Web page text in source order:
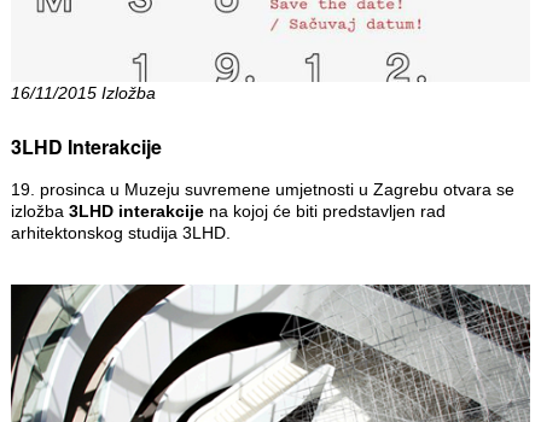
16/11/2015 Izložba
3LHD Interakcije
19. prosinca u Muzeju suvremene umjetnosti u Zagrebu otvara se
izložba 3LHD interakcijena kojoj će biti predstavljen rad
arhitektonskog studija 3LHD.